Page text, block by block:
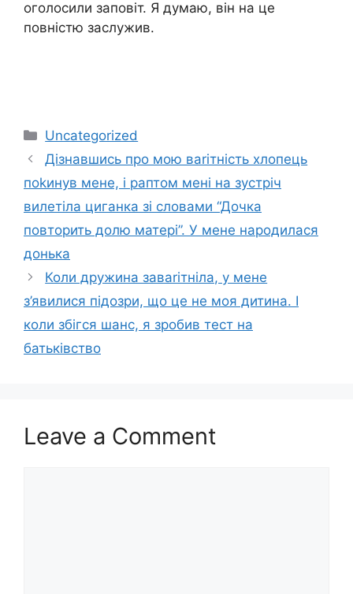
оголосили заповіт. Я думаю, він на це
повністю заслужив.
Categories
Uncategorized
Дізнавшись про мою ваrітність хлопець
поkинув мене, і раптом мені на зустріч
вилетіла циганка зі словами “Дочка
повторить долю матері”. У мене народилася
донька
Коли дружина заваrітніла, у мене
з’явилися підозри, що це не моя дитина. І
коли збігся шанс, я зробив тест на
батьківство
Leave a Comment